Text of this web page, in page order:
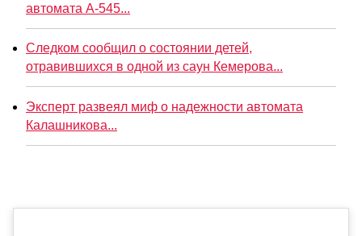
автомата А-545...
Следком сообщил о состоянии детей,
отравившихся в одной из саун Кемерова...
Эксперт развеял миф о надежности автомата
Калашникова...